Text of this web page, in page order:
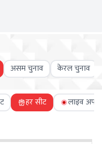
असम चुनाव केरल चुनाव
हर सीट लाइव